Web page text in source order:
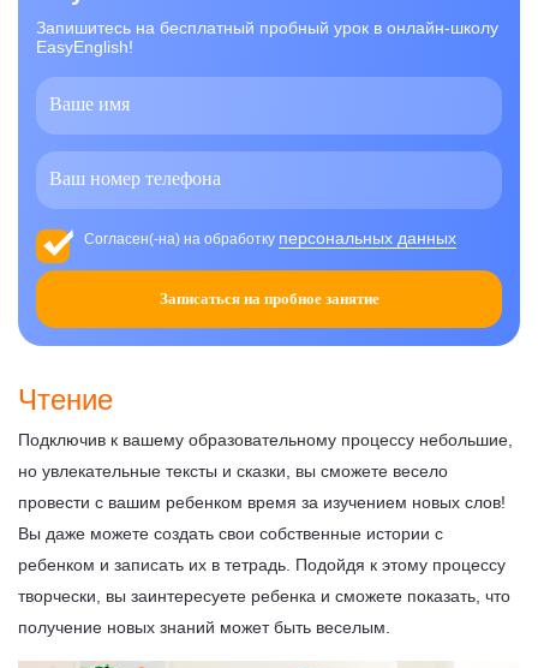
Запишитесь на бесплатный пробный урок в онлайн-школу
EasyEnglish!
Согласен(-на) на обработку персональных данных
Записаться на пробное занятие
Чтение
Подключив к вашему образовательному процессу небольшие,
но увлекательные тексты и сказки, вы сможете весело
провести с вашим ребенком время за изучением новых слов!
Вы даже можете создать свои собственные истории с
ребенком и записать их в тетрадь. Подойдя к этому процессу
творчески, вы заинтересуете ребенка и сможете показать, что
получение новых знаний может быть веселым.